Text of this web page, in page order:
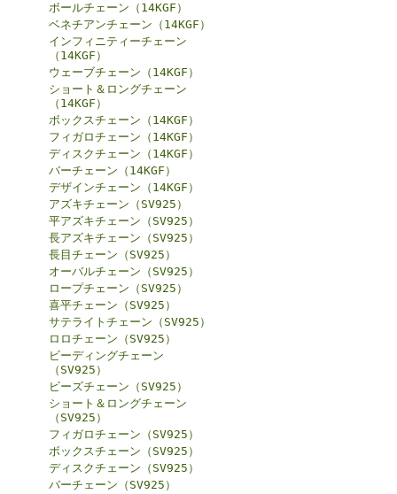
ボールチェーン（14KGF）
ベネチアンチェーン（14KGF）
インフィニティーチェーン
（14KGF）
ウェーブチェーン（14KGF）
ショート＆ロングチェーン
（14KGF）
ボックスチェーン（14KGF）
フィガロチェーン（14KGF）
ディスクチェーン（14KGF）
バーチェーン（14KGF）
デザインチェーン（14KGF）
アズキチェーン（SV925）
平アズキチェーン（SV925）
長アズキチェーン（SV925）
長目チェーン（SV925）
オーバルチェーン（SV925）
ロープチェーン（SV925）
喜平チェーン（SV925）
サテライトチェーン（SV925）
ロロチェーン（SV925）
ビーディングチェーン
（SV925）
ビーズチェーン（SV925）
ショート＆ロングチェーン
（SV925）
フィガロチェーン（SV925）
ボックスチェーン（SV925）
ディスクチェーン（SV925）
バーチェーン（SV925）